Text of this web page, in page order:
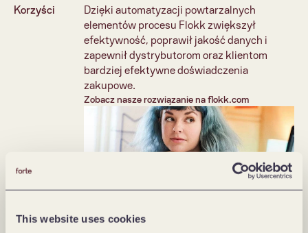
This website uses cookies
Korzyści
Dzięki automatyzacji powtarzalnych
elementów procesu Flokk zwiększył
efektywność, poprawił jakość danych i
zapewnił dystrybutorom oraz klientom
bardziej efektywne doświadczenia
zakupowe.
Zobacz nasze rozwiązanie na flokk.com